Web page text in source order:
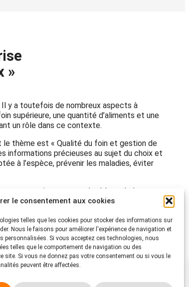
le consentement aux cookies
telles que les cookies pour stocker des informations sur
Nous le faisons pour améliorer l'expérience de navigation et
personnalisées. Si vous acceptez ces technologies, nous
telles que le comportement de navigation ou des
site. Si vous ne donnez pas votre consentement ou si vous le
peuvent être affectées.
»
y a toutefois de nombreux aspects à
supérieure, une quantité d’aliments et une
un rôle dans ce contexte.
le thème est « Qualité du foin et gestion de
informations précieuses au sujet du choix et
à l’espèce, prévenir les maladies, éviter
connaissances sur le thème de la
à vous former dans la magnifique
dans l’élevage des chevaux ou
bien-être de leurs équidés.
adaptée à l’espèce – pour des